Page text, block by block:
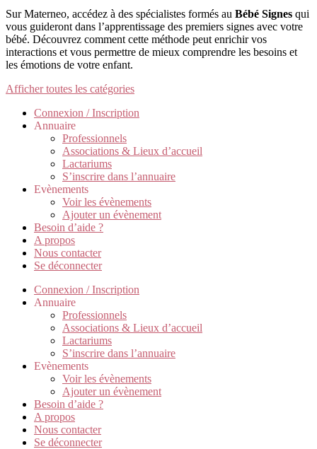
Sur Materneo, accédez à des spécialistes formés au Bébé Signes qui
vous guideront dans l’apprentissage des premiers signes avec votre
bébé. Découvrez comment cette méthode peut enrichir vos
interactions et vous permettre de mieux comprendre les besoins et
les émotions de votre enfant.
Afficher toutes les catégories
Connexion / Inscription
Annuaire
Professionnels
Associations & Lieux d’accueil
Lactariums
S’inscrire dans l’annuaire
Evènements
Voir les évènements
Ajouter un évènement
Besoin d’aide ?
A propos
Nous contacter
Se déconnecter
Connexion / Inscription
Annuaire
Professionnels
Associations & Lieux d’accueil
Lactariums
S’inscrire dans l’annuaire
Evènements
Voir les évènements
Ajouter un évènement
Besoin d’aide ?
A propos
Nous contacter
Se déconnecter